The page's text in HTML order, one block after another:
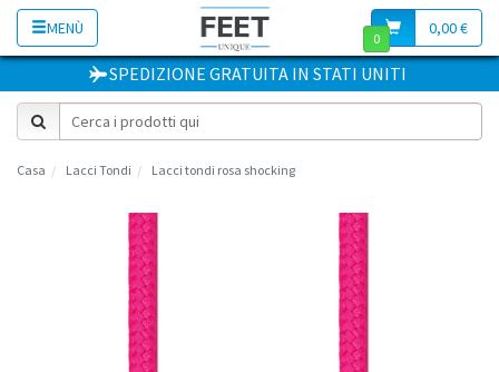
MENÙ 0,00 €
0
SPEDIZIONE GRATUITA IN STATI UNITI
Casa Lacci Tondi Lacci tondi rosa shocking
Previous